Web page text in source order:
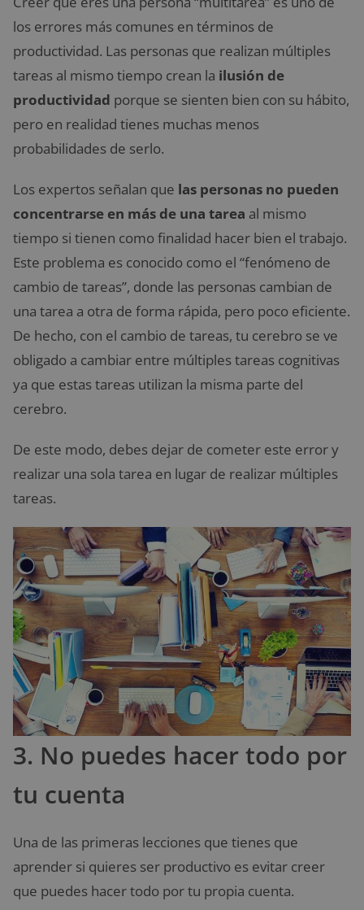
los errores más comunes en términos de
productividad. Las personas que realizan múltiples
tareas al mismo tiempo crean la ilusión de
productividad porque se sienten bien con su hábito,
pero en realidad tienes muchas menos
probabilidades de serlo.
Los expertos señalan que las personas no pueden
concentrarse en más de una tarea al mismo
tiempo si tienen como finalidad hacer bien el trabajo.
Este problema es conocido como el “fenómeno de
cambio de tareas”, donde las personas cambian de
una tarea a otra de forma rápida, pero poco eficiente.
De hecho, con el cambio de tareas, tu cerebro se ve
obligado a cambiar entre múltiples tareas cognitivas
ya que estas tareas utilizan la misma parte del
cerebro.
De este modo, debes dejar de cometer este error y
realizar una sola tarea en lugar de realizar múltiples
tareas.
3. No puedes hacer todo por
tu cuenta
Una de las primeras lecciones que tienes que
aprender si quieres ser productivo es evitar creer
que puedes hacer todo por tu propia cuenta.